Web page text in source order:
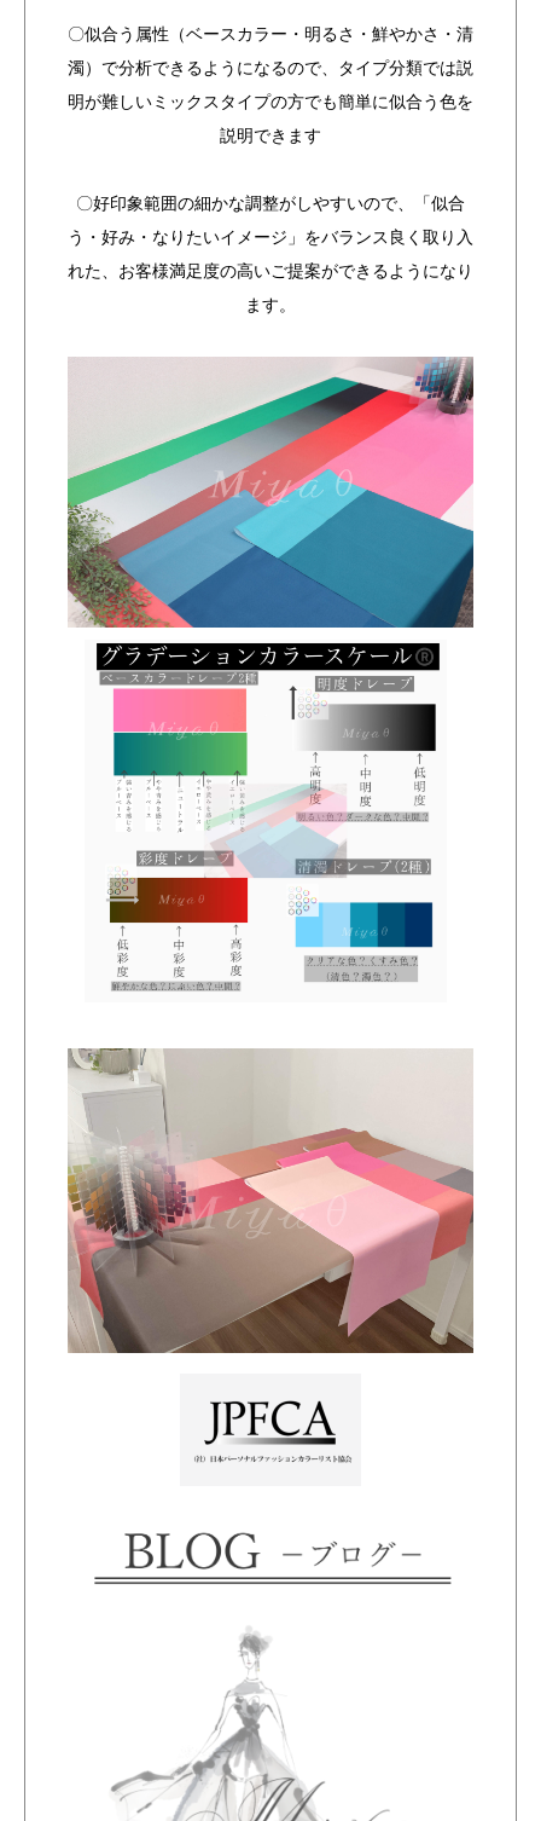
〇似合う属性（ベースカラー・明るさ・鮮やかさ・清
濁）で分析できるようになるので、タイプ分類では説
明が難しいミックスタイプの方でも簡単に似合う色を
説明できます
〇好印象範囲の細かな調整がしやすいので、「似合
う・好み・なりたいイメージ」をバランス良く取り入
れた、お客様満足度の高いご提案ができるようになり
ます。